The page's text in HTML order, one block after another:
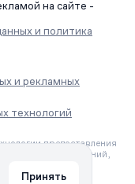
на сайте -
и политика
и рекламных
технологий
предоставления
и анализа сведений,
«Интернет»,
Принять